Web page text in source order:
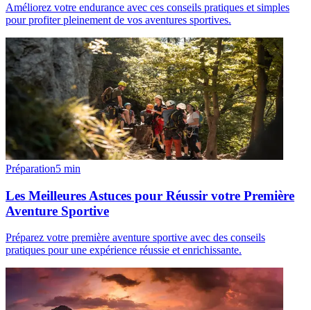
Améliorez votre endurance avec ces conseils pratiques et simples
pour profiter pleinement de vos aventures sportives.
Préparation5 min
Les Meilleures Astuces pour Réussir votre Première
Aventure Sportive
Préparez votre première aventure sportive avec des conseils
pratiques pour une expérience réussie et enrichissante.